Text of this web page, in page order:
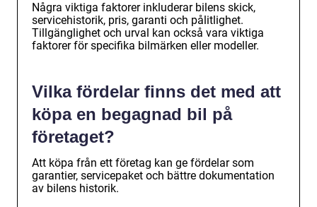
Några viktiga faktorer inkluderar bilens skick,
servicehistorik, pris, garanti och pålitlighet.
Tillgänglighet och urval kan också vara viktiga
faktorer för specifika bilmärken eller modeller.
Vilka fördelar finns det med att
köpa en begagnad bil på
företaget?
Att köpa från ett företag kan ge fördelar som
garantier, servicepaket och bättre dokumentation
av bilens historik.